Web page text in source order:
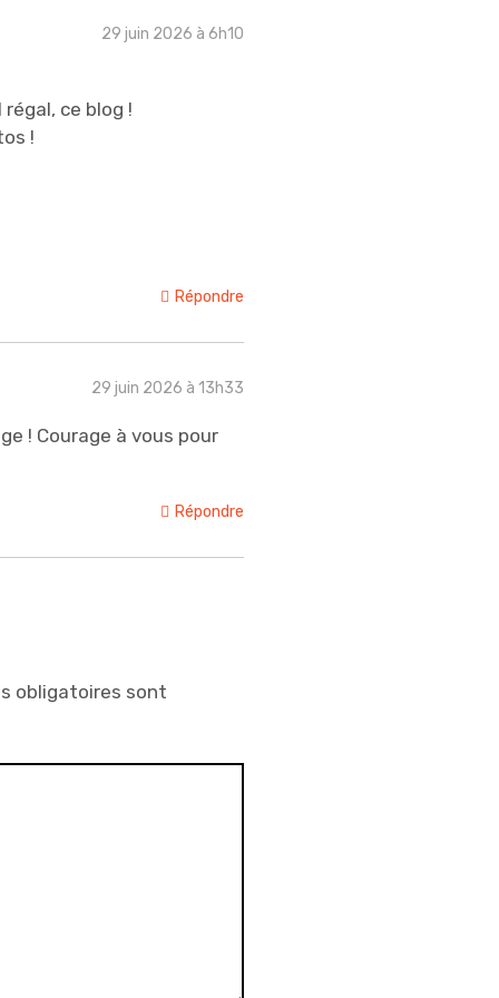
29 juin 2026 à 6h10
ce blog !
!
Répondre
29 juin 2026 à 13h33
! Courage à vous pour
Répondre
obligatoires sont